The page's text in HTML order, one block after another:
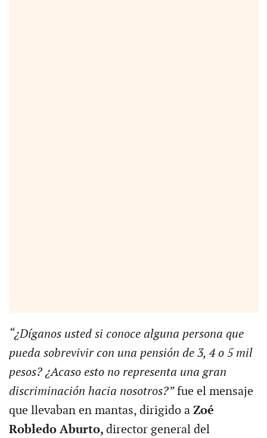
“¿Díganos usted si conoce alguna persona que
pueda sobrevivir con una pensión de 3, 4 o 5 mil
pesos? ¿Acaso esto no representa una gran
discriminación hacia nosotros?”fue el mensaje
que llevaban en mantas, dirigido a Zoé
Robledo Aburto, director general del